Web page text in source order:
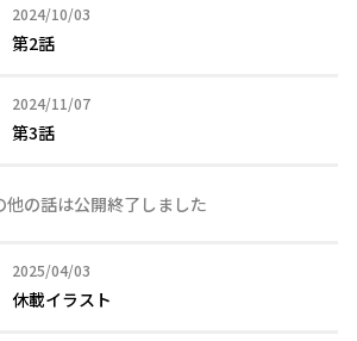
2024/10/03
2024年10月03日
第2話
2024/11/07
2024年11月07日
第3話
他の話は公開終了しました
2025/04/03
2025年04月03日
休載イラスト